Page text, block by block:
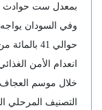
بمعدل ست حوادث
حوالي 41
انعدام الأمن
خلال موسم العجاف
التصنيف المرحلي